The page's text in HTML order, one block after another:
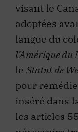
visant le
adoptées
langue du
l’Amérique
le Statut de
pour
inséré dans
les articles